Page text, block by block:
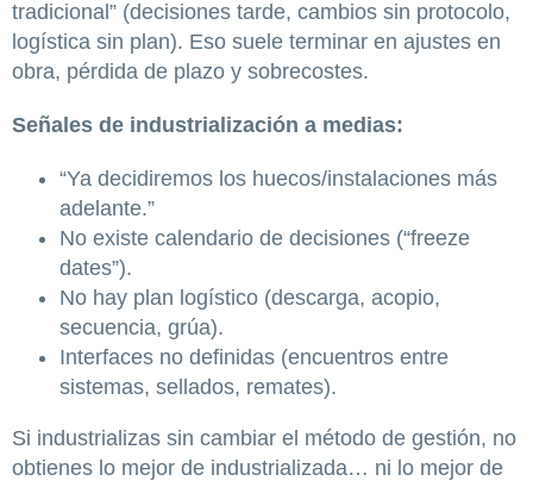
tradicional” (decisiones tarde, cambios sin protocolo,
logística sin plan). Eso suele terminar en ajustes en
obra, pérdida de plazo y sobrecostes.
Señales de industrialización a medias:
“Ya decidiremos los huecos/instalaciones más
adelante.”
No existe calendario de decisiones (“freeze
dates”).
No hay plan logístico (descarga, acopio,
secuencia, grúa).
Interfaces no definidas (encuentros entre
sistemas, sellados, remates).
Si industrializas sin cambiar el método de gestión, no
obtienes lo mejor de industrializada… ni lo mejor de